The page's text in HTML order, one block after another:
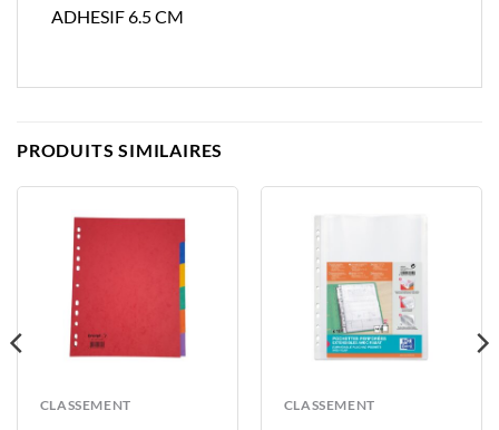
ADHESIF 6.5 CM
PRODUITS SIMILAIRES
CLASSEMENT CLASSEMENT